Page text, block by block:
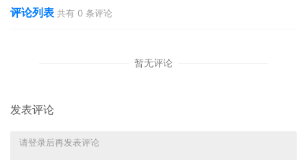
评论列表 共有 0 条评论
暂无评论
发表评论